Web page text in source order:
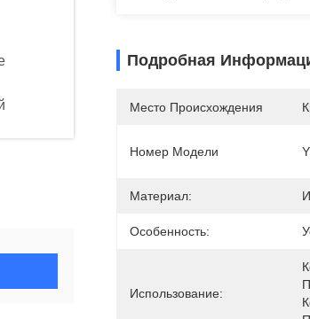
Подробная
Место Происхождения
Номер Модели
Материал:
Особенность:
Использование: